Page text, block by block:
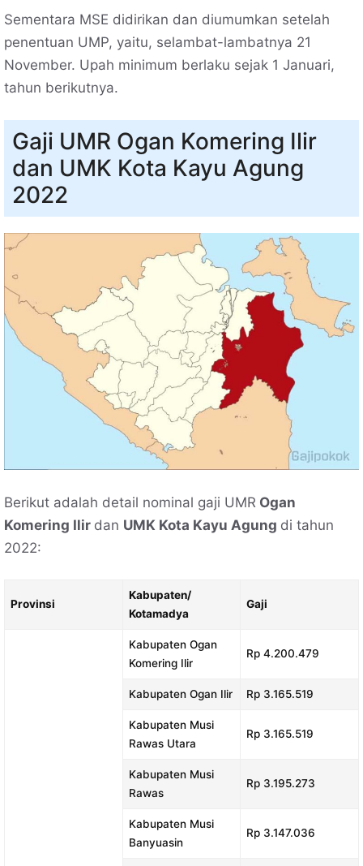
Sementara MSE didirikan dan diumumkan setelah
penentuan UMP, yaitu, selambat-lambatnya 21
November. Upah minimum berlaku sejak 1 Januari,
tahun berikutnya.
Gaji UMR Ogan Komering Ilir
dan UMK Kota Kayu Agung
2022
Berikut adalah detail nominal gaji UMR Ogan
Komering Ilir dan UMK Kota Kayu Agung di tahun
2022:
Provinsi
Kabupaten/
Kotamadya
Gaji
Kabupaten Ogan
Komering Ilir
Rp 4.200.479
Kabupaten Ogan Ilir Rp 3.165.519
Kabupaten Musi
Rawas Utara
Rp 3.165.519
Kabupaten Musi
Rawas
Rp 3.195.273
Kabupaten Musi
Banyuasin
Rp 3.147.036